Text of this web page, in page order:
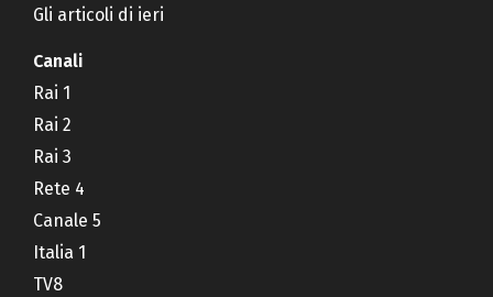
Gli articoli di ieri
Canali
Rai 1
Rai 2
Rai 3
Rete 4
Canale 5
Italia 1
TV8